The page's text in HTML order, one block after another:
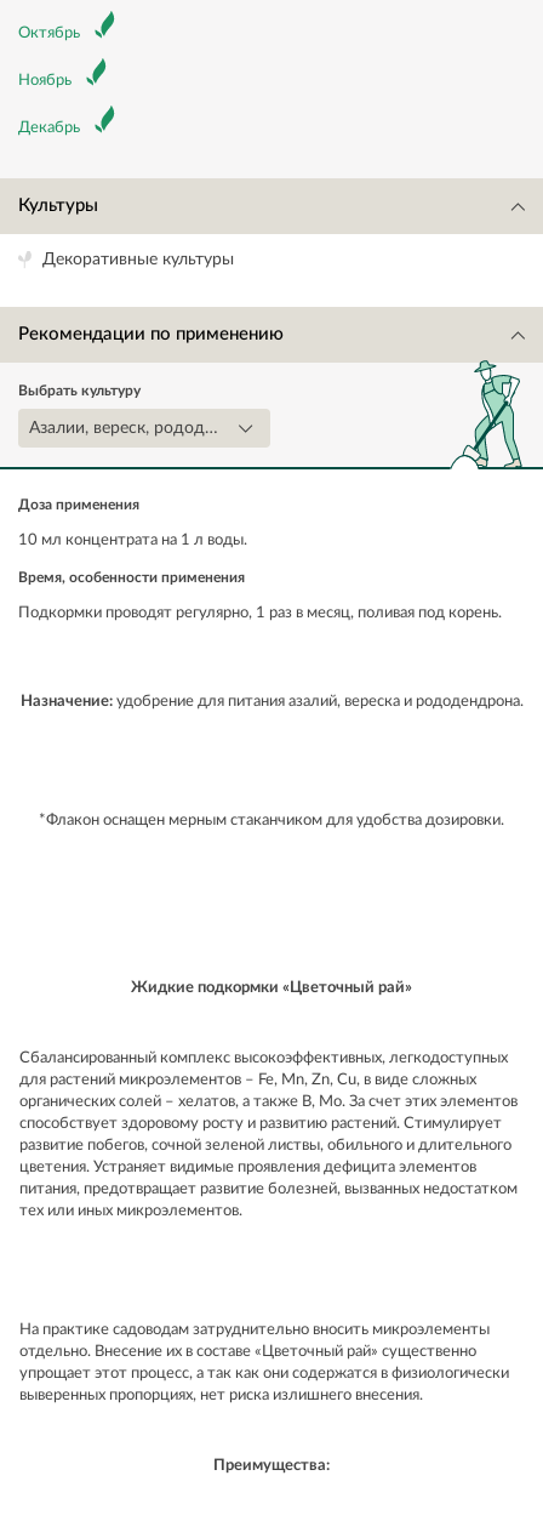
Октябрь
Ноябрь
Декабрь
Культуры
Декоративные культуры
Рекомендации по применению
Выбрать культуру
Азалии, вереск, рододендроны
Доза применения
10 мл концентрата на 1 л воды.
Время, особенности применения
Подкормки проводят регулярно, 1 раз в месяц, поливая под корень.
Назначение:удобрение для питания азалий, вереска и рододендрона.
*Флакон оснащен мерным стаканчиком для удобства дозировки.
Жидкие подкормки «Цветочный рай»
Сбалансированный комплекс высокоэффективных, легкодоступных
для растений микроэлементов – Fe, Mn, Zn, Cu, в виде сложных
органических солей – хелатов, а также B, Mo. За счет этих элементов
способствует здоровому росту и развитию растений. Стимулирует
развитие побегов, сочной зеленой листвы, обильного и длительного
цветения. Устраняет видимые проявления дефицита элементов
питания, предотвращает развитие болезней, вызванных недостатком
тех или иных микроэлементов.
На практике садоводам затруднительно вносить микроэлементы
отдельно. Внесение их в составе «Цветочный рай» существенно
упрощает этот процесс, а так как они содержатся в физиологически
выверенных пропорциях, нет риска излишнего внесения.
Преимущества: